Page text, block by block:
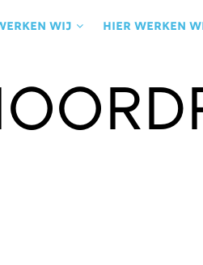
wij Hier werken